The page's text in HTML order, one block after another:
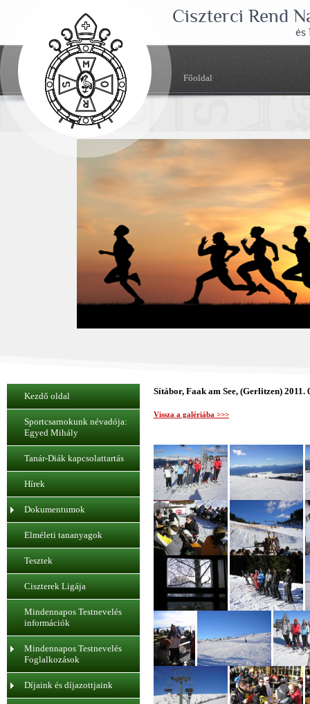
Ciszterci Rend
és
Főoldal
Kezdő oldal
Sportcsarnokunk névadója:
Egyed Mihály
Tanár-Diák kapcsolattartás
Hírek
Dokumentumok
Elméleti tananyagok
Tesztek
Ciszterek Ligája
Mindennapos Testnevelés
információk
Mindennapos Testnevelés
Foglalkozások
Díjaink és díjazottjaink
Sítábor, Faak am See, (Gerlitzen) 2011.
Vissza a galériába >>>